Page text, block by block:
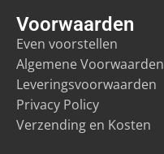
Voorwaarden
Even voorstellen
Algemene Voorwaarden
Leveringsvoorwaarden
Privacy Policy
Verzending en Kosten